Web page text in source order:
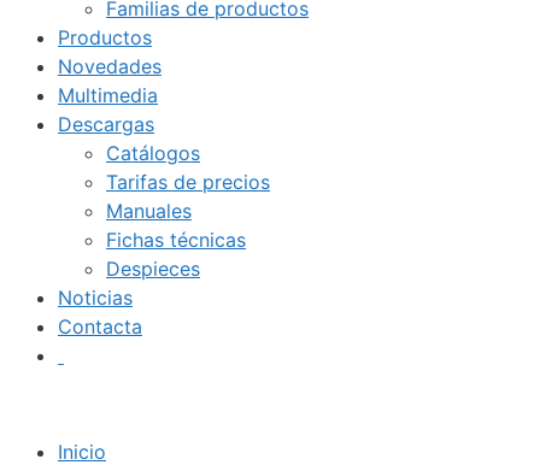
Familias de productos
Productos
Novedades
Multimedia
Descargas
Catálogos
Tarifas de precios
Manuales
Fichas técnicas
Despieces
Noticias
Contacta
Inicio